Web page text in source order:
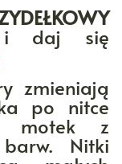
daj się
zmieniają
po nitce
motek z
Nitki